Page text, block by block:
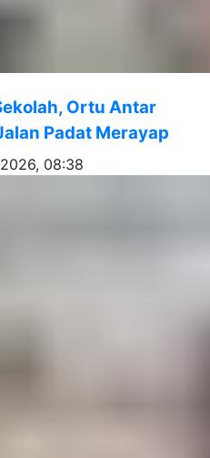
Ortu Antar
Padat Merayap
08:38